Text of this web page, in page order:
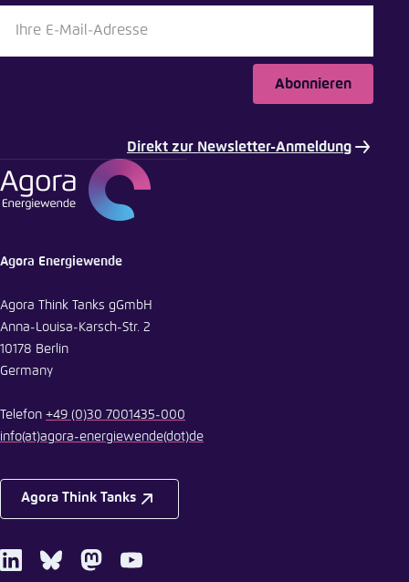
Abonnieren
Direkt zur Newsletter-Anmeldung
Agora Energiewende
Agora Think Tanks gGmbH
Anna-Louisa-Karsch-Str. 2
10178 Berlin
Germany
Telefon +49 (0)30 7001435-000
info(at)agora-energiewende(dot)de
Agora Think Tanks
LinkedInBlueskyMastodonYoutube